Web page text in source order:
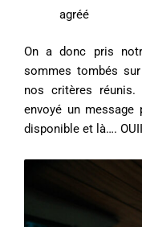
agréé
On a donc pris
sommes tombés
nos critères réunis.
envoyé un
disponible et là….